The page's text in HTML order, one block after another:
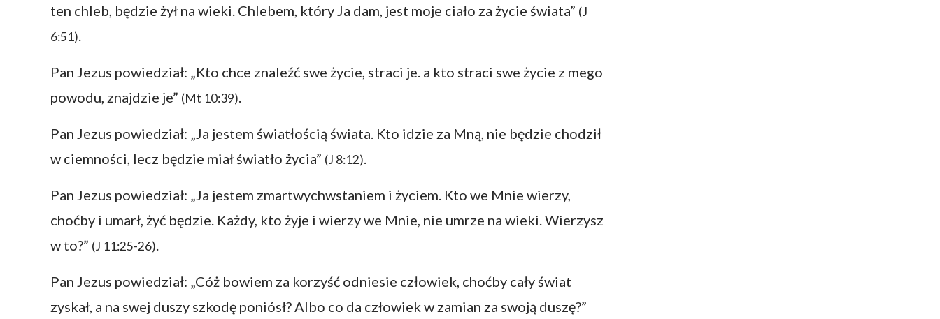
ten chleb, będzie żył na wieki. Chlebem, który Ja dam, jest moje ciało za życie świata” (J
6:51).
Pan Jezus powiedział: „Kto chce znaleźć swe życie, straci je. a kto straci swe życie z mego
powodu, znajdzie je” (Mt 10:39).
Pan Jezus powiedział: „Ja jestem światłością świata. Kto idzie za Mną, nie będzie chodził
w ciemności, lecz będzie miał światło życia” (J 8:12).
Pan Jezus powiedział: „Ja jestem zmartwychwstaniem i życiem. Kto we Mnie wierzy,
choćby i umarł, żyć będzie. Każdy, kto żyje i wierzy we Mnie, nie umrze na wieki. Wierzysz
w to?” (J 11:25-26).
Pan Jezus powiedział: „Cóż bowiem za korzyść odniesie człowiek, choćby cały świat
zyskał, a na swej duszy szkodę poniósł? Albo co da człowiek w zamian za swoją duszę?”